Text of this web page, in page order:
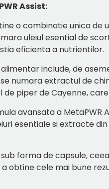
Assist:
o combinatie unica
uleiul esential de
eficienta a nutrientilor.
include, de
numara extractul de
de piper de Cayenne,
avansata a
esentiale si extracte
sub forma de capsule,
obtine cele mai bune